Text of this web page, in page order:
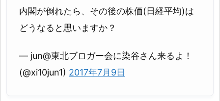
内閣が倒れたら、その後の株価(日経平均)は
どうなると思いますか？
— jun@東北ブロガー会に染谷さん来るよ！
(@xi10jun1) 2017年7月9日